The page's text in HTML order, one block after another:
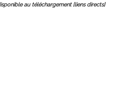
au téléchargement [liens directs]